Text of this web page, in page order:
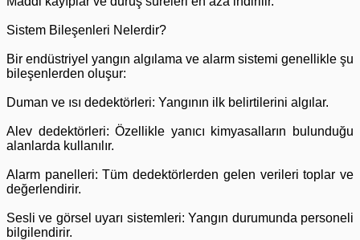
Sistem Bileşenleri Nelerdir?
Bir endüstriyel yangın algılama ve alarm sistemi genellikle şu
bileşenlerden oluşur:
Duman ve ısı dedektörleri: Yangının ilk belirtilerini algılar.
Alev dedektörleri: Özellikle yanıcı kimyasalların bulunduğu
alanlarda kullanılır.
Alarm panelleri: Tüm dedektörlerden gelen verileri toplar ve
değerlendirir.
Sesli ve görsel uyarı sistemleri: Yangın durumunda personeli
bilgilendirir.